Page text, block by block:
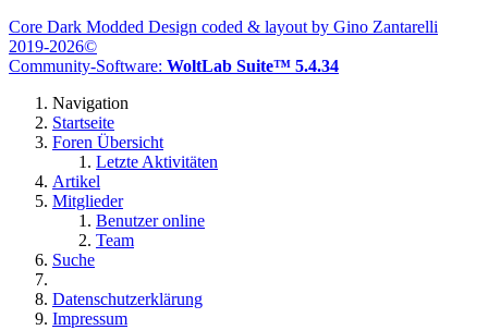
Core Dark Modded Design coded & layout by Gino Zantarelli
2019-2026©
Community-Software: WoltLab Suite™ 5.4.34
Navigation
Startseite
Foren Übersicht
Letzte Aktivitäten
Artikel
Mitglieder
Benutzer online
Team
Suche
Datenschutzerklärung
Impressum